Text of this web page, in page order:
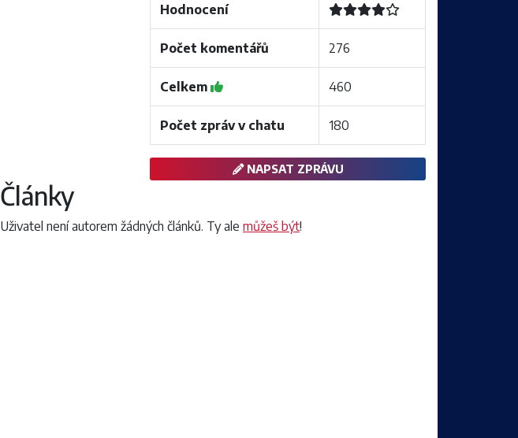
Hodnocení
Počet komentářů 276
Celkem 460
Počet zpráv v chatu 180
NAPSAT ZPRÁVU
Články
Uživatel není autorem žádných článků. Ty ale můžeš být!